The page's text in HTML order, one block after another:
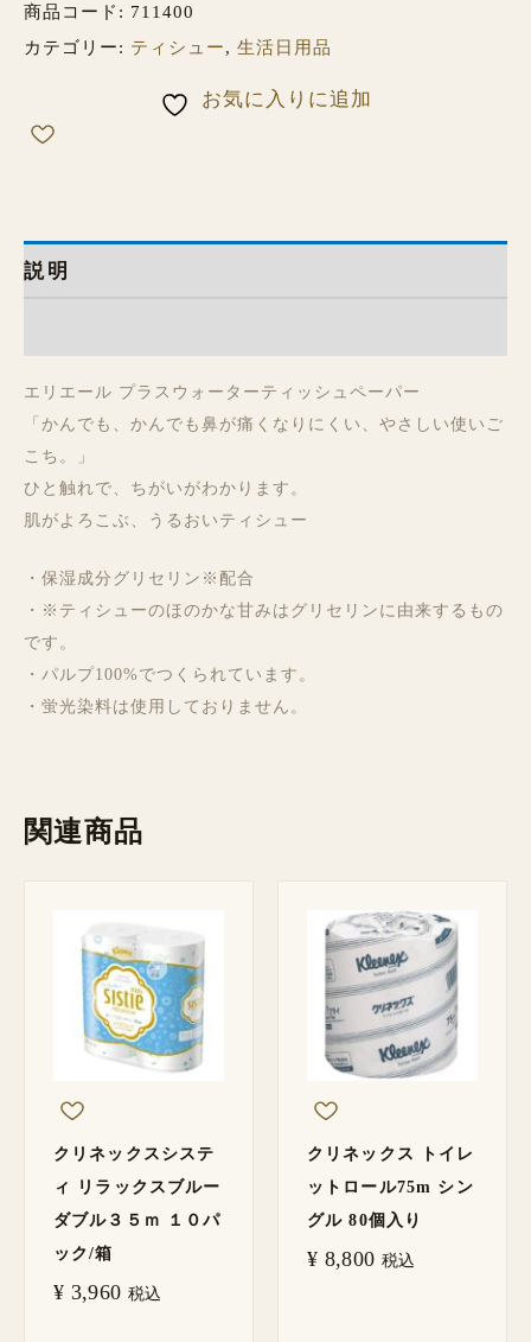
個
商品コード: 711400
カテゴリー: ティシュー, 生活日用品
お気に入りに追加
説明
エリエール プラスウォーターティッシュペーパー
「かんでも、かんでも鼻が痛くなりにくい、やさしい使いご
こち。」
ひと触れで、ちがいがわかります。
肌がよろこぶ、うるおいティシュー
・保湿成分グリセリン※配合
・※ティシューのほのかな甘みはグリセリンに由来するもの
です。
・パルプ100%でつくられています。
・蛍光染料は使用しておりません。
関連商品
クリネックスシステ
ィ リラックスブルー
ダブル３５ｍ １０パ
ック/箱
¥ 3,960 税込
クリネックス トイレ
ットロール75m シン
グル 80個入り
¥ 8,800 税込